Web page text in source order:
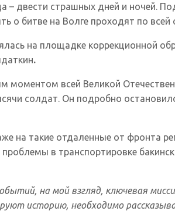
двести страшных дней и ночей.
о битве на Волге проходят по
на площадке коррекционной
.
моментом всей Великой
солдат. Он подробно
на такие отдаленные от фронта
в транспортировке
на мой взгляд, ключевая
историю, необходимо